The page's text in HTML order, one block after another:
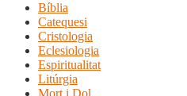
Bíblia
Catequesi
Cristologia
Eclesiologia
Espiritualitat
Litúrgia
Mort i Dol